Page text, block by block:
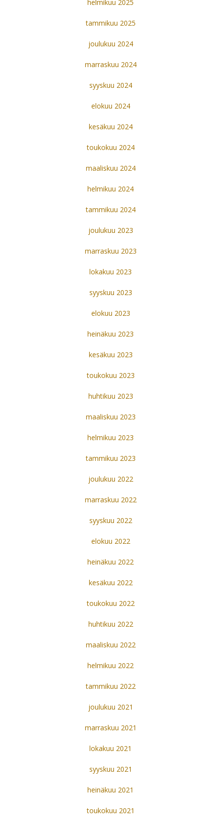
helmikuu 2025
tammikuu 2025
joulukuu 2024
marraskuu 2024
syyskuu 2024
elokuu 2024
kesäkuu 2024
toukokuu 2024
maaliskuu 2024
helmikuu 2024
tammikuu 2024
joulukuu 2023
marraskuu 2023
lokakuu 2023
syyskuu 2023
elokuu 2023
heinäkuu 2023
kesäkuu 2023
toukokuu 2023
huhtikuu 2023
maaliskuu 2023
helmikuu 2023
tammikuu 2023
joulukuu 2022
marraskuu 2022
syyskuu 2022
elokuu 2022
heinäkuu 2022
kesäkuu 2022
toukokuu 2022
huhtikuu 2022
maaliskuu 2022
helmikuu 2022
tammikuu 2022
joulukuu 2021
marraskuu 2021
lokakuu 2021
syyskuu 2021
heinäkuu 2021
toukokuu 2021